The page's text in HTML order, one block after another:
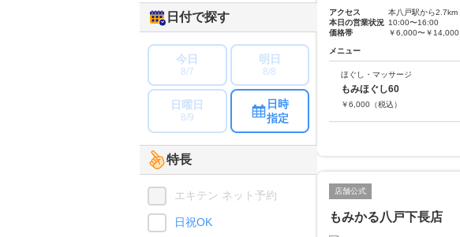
アクセス
本八戸駅から2.7km
本日の営業状況 10:00〜16:00
価格帯
￥6,000〜￥14,000
メニュー
ほぐし・マッサージ
もみほぐし60
￥6,000 （税込）
店舗公式
もみかる八戸下長店
日付で探す
今日
8/7
明日
8/8
日曜日
8/9
日時
指定
特長
エキテン ネット予約
日祝OK